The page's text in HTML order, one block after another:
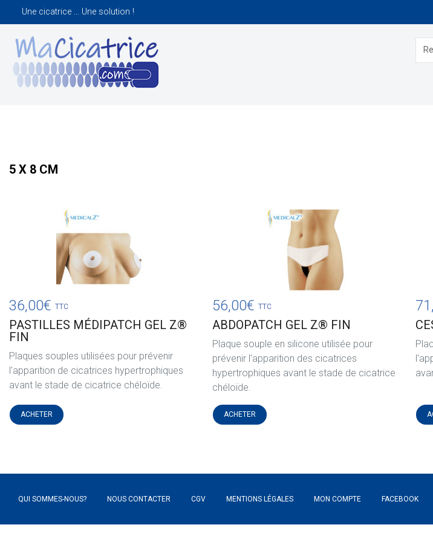
Une cicatrice ... Une solution !
5 X 8 CM
36,00€ TTC
PASTILLES MÉDIPATCH GEL Z®
FIN
Plaques souples utilisées pour prévenir
l'apparition de cicatrices hypertrophiques
avant le stade de cicatrice chéloïde.
ACHETER
56,00€ TTC
ABDOPATCH GEL Z® FIN
Plaque souple en silicone utilisée pour
prévenir l'apparition des cicatrices
hypertrophiques avant le stade de cicatrice
chéloïde.
ACHETER
QUI SOMMES-NOUS? NOUS CONTACTER CGV MENTIONS LÉGALES MON COMPTE FACEBOOK